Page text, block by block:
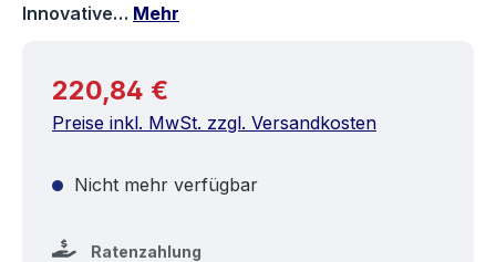
Innovative… Mehr
Regulärer Preis:
220,84 €
Preise inkl. MwSt. zzgl. Versandkosten
Nicht mehr verfügbar
Ratenzahlung